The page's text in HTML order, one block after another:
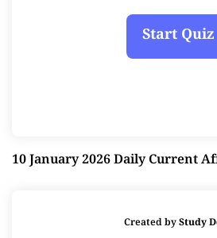
10 January 2026 Daily Current
Created byStudy